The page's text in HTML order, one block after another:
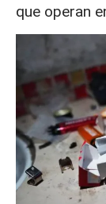
que operan